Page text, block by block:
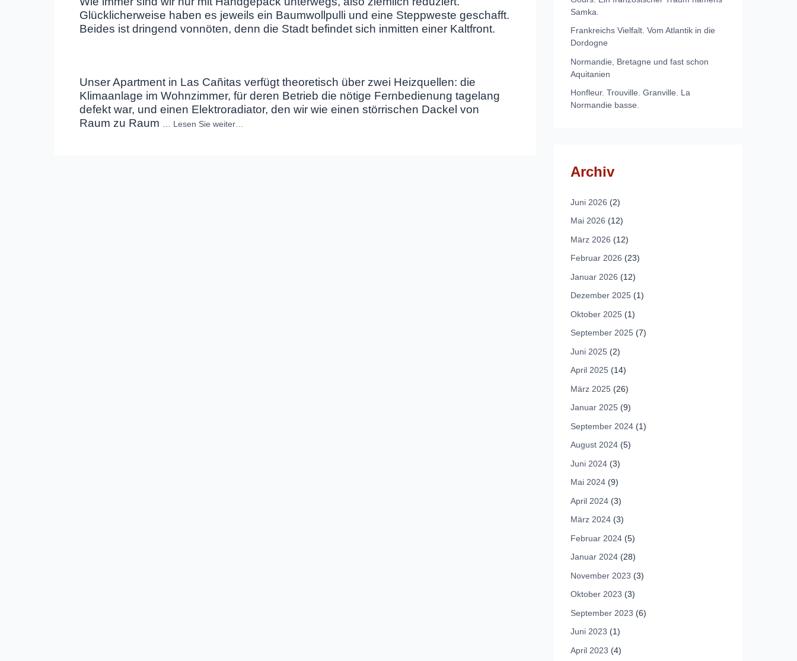
Glücklicherweise haben es jeweils ein Baumwollpulli und eine Steppweste geschafft.
Beides ist dringend vonnöten, denn die Stadt befindet sich inmitten einer Kaltfront.
Unser Apartment in Las Cañitas verfügt theoretisch über zwei Heizquellen: die
Klimaanlage im Wohnzimmer, für deren Betrieb die nötige Fernbedienung tagelang
defekt war, und einen Elektroradiator, den wir wie einen störrischen Dackel von
Raum zu Raum
Lesen Sie weiter…
Samka.
Frankreichs Vielfalt. Vom Atlantik in die
Dordogne
Normandie, Bretagne und fast schon
Aquitanien
Honfleur. Trouville. Granville. La
Normandie basse.
Archiv
Juni 2026 (2)
Mai 2026 (12)
März 2026 (12)
Februar 2026 (23)
Januar 2026 (12)
Dezember 2025 (1)
Oktober 2025 (1)
September 2025 (7)
Juni 2025 (2)
April 2025 (14)
März 2025 (26)
Januar 2025 (9)
September 2024 (1)
August 2024 (5)
Juni 2024 (3)
Mai 2024 (9)
April 2024 (3)
März 2024 (3)
Februar 2024 (5)
Januar 2024 (28)
November 2023 (3)
Oktober 2023 (3)
September 2023 (6)
Juni 2023 (1)
April 2023 (4)